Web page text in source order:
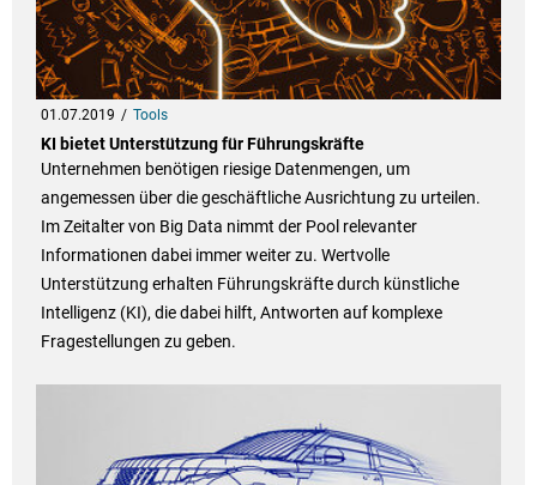
01.07.2019 Tools
KI bietet Unterstützung für Führungskräfte
Unternehmen benötigen riesige Datenmengen, um
angemessen über die geschäftliche Ausrichtung zu urteilen.
Im Zeitalter von Big Data nimmt der Pool relevanter
Informationen dabei immer weiter zu. Wertvolle
Unterstützung erhalten Führungskräfte durch künstliche
Intelligenz (KI), die dabei hilft, Antworten auf komplexe
Fragestellungen zu geben.